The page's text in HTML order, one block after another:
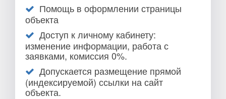
Помощь в оформлении страницы
объекта
Доступ к личному кабинету:
изменение информации, работа с
заявками, комиссия 0%.
Допускается размещение прямой
(индексируемой) ссылки на сайт
объекта.